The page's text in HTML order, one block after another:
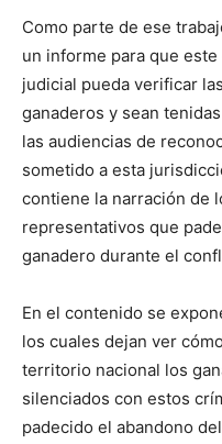
Como parte de ese
un informe para que
judicial pueda verificar
ganaderos y sean
las audiencias de
sometido a esta
contiene la narración de
representativos que
ganadero durante el
En el contenido se
los cuales dejan ver
territorio nacional los
silenciados con estos
padecido el abandono